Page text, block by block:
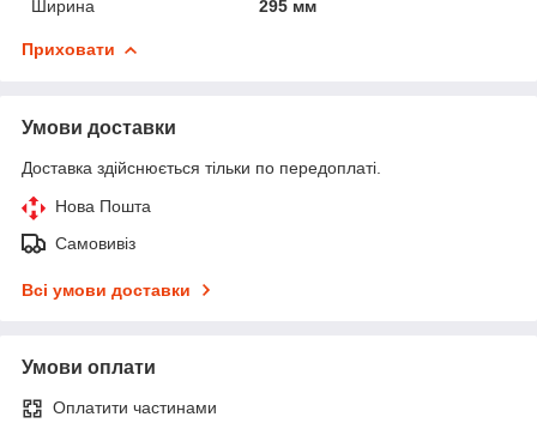
Ширина
295 мм
Приховати
Умови доставки
Доставка здійснюється тільки по передоплаті.
Нова Пошта
Самовивіз
Всі умови доставки
Умови оплати
Оплатити частинами